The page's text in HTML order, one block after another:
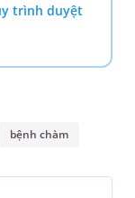
trình duyệt
bệnh chàm